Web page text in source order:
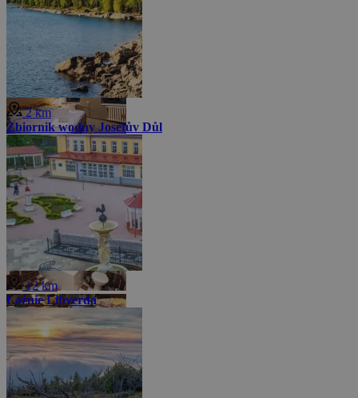
2 km
Zbiornik wodny Josefův Důl
12 km
Łażnie Libverda